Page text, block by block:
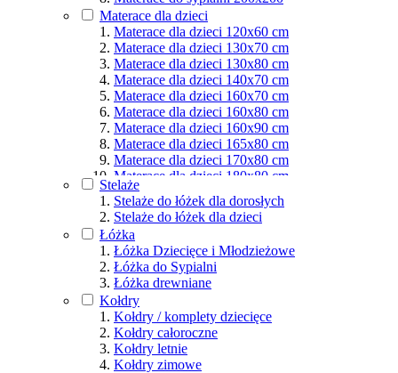
Materace dla osób aktywnych
Podział wg rozmiarów
Materace dla dzieci
Materace dla dzieci 120x60 cm
Materace dla dzieci 130x70 cm
Materace dla dzieci 130x80 cm
Materace dla dzieci 140x70 cm
Materace dla dzieci 160x70 cm
Materace dla dzieci 160x80 cm
Materace dla dzieci 160x90 cm
Materace dla dzieci 165x80 cm
Materace dla dzieci 170x80 cm
Materace dla dzieci 180x80 cm
Materace dla dzieci 180x90 cm
Materace dla dzieci 190x80 cm
Materace dla dzieci 190x90 cm
Materace dla dzieci 200x80 cm
Materace dla dzieci 200x90 cm
Materace dla dzieci 200x100 cm
Materace dla dzieci 200x120 cm
Materace dla dzieci 200x140 cm
Materace dla dzieci 200x160 cm
Materace dla dzieci 200x180 cm
Materace dla dzieci 200x200 cm
Stelaże
Stelaże do łóżek dla dorosłych
Stelaże do łóżek dla dzieci
Łóżka
Łóżka Dziecięce i Młodzieżowe
Łóżka do Sypialni
Łóżka drewniane
Kołdry
Kołdry / komplety dziecięce
Kołdry całoroczne
Kołdry letnie
Kołdry zimowe